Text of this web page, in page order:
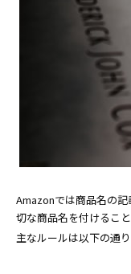
Amazonでは商品名の
切な商品名を付けるこ
主なルールは以下の通り